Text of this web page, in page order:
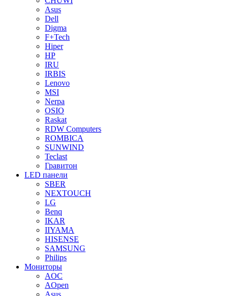
Asus
Dell
Digma
F+Tech
Hiper
HP
IRU
IRBIS
Lenovo
MSI
Nerpa
OSIO
Raskat
RDW Computers
ROMBICA
SUNWIND
Teclast
Гравитон
LED панели
SBER
NEXTOUCH
LG
Benq
IKAR
IIYAMA
HISENSE
SAMSUNG
Philips
Мониторы
AOC
AOpen